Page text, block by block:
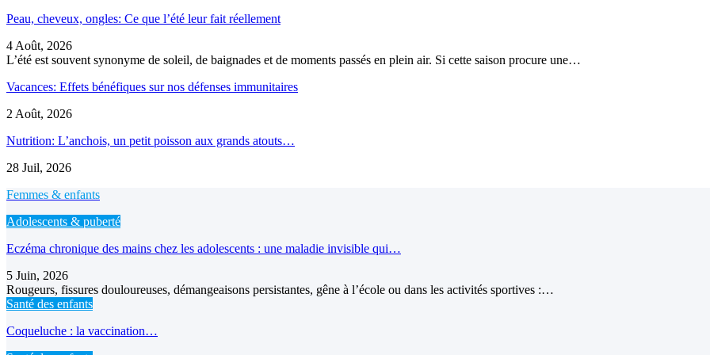
Peau, cheveux, ongles: Ce que l’été leur fait réellement
4 Août, 2026
L’été est souvent synonyme de soleil, de baignades et de moments passés en plein air. Si cette saison procure une…
Vacances: Effets bénéfiques sur nos défenses immunitaires
2 Août, 2026
Nutrition: L’anchois, un petit poisson aux grands atouts…
28 Juil, 2026
Femmes & enfants
Adolescents & puberté
Eczéma chronique des mains chez les adolescents : une maladie invisible qui…
5 Juin, 2026
Rougeurs, fissures douloureuses, démangeaisons persistantes, gêne à l’école ou dans les activités sportives :…
Santé des enfants
Coqueluche : la vaccination…